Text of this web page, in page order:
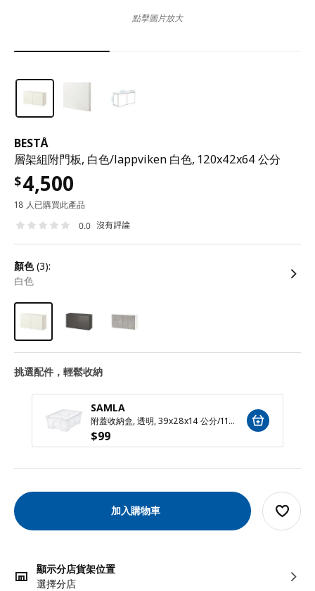
BESTÅ
層架組附門板, 白色/lappviken 白色, 120x42x64 公分
$4,500
18 人已購買此產品
0.0 沒有評論
顏色(3):
白色
挑選配件，輕鬆收納
SAMLA
附蓋收納盒, 透明, 39x28x14 公分/11 公升
$99
加入購物車
顯示分店貨架位置
選擇分店
點擊圖片放大